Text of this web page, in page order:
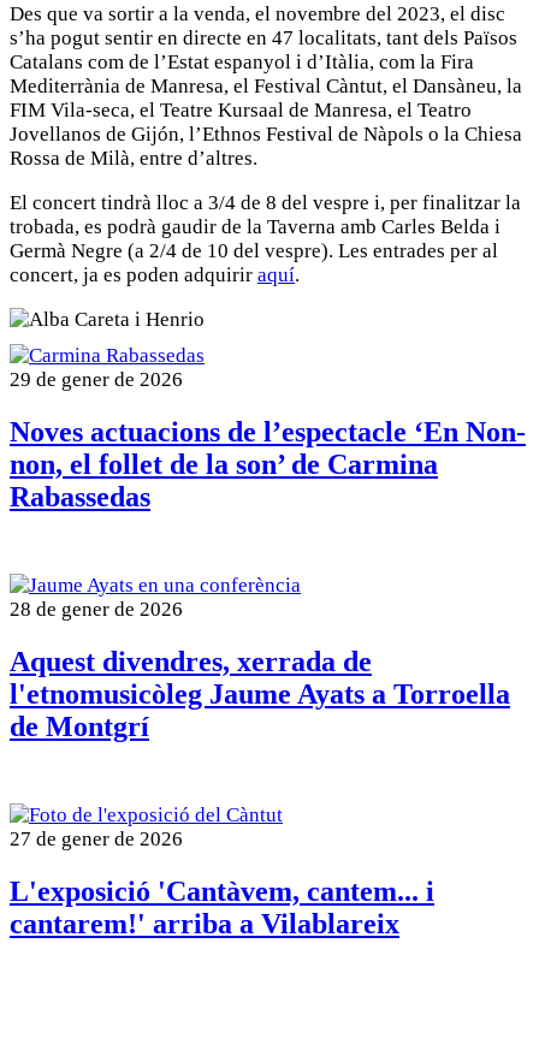
Des que va sortir a la venda, el novembre del 2023, el disc
s’ha pogut sentir en directe en 47 localitats, tant dels Països
Catalans com de l’Estat espanyol i d’Itàlia, com la Fira
Mediterrània de Manresa, el Festival Càntut, el Dansàneu, la
FIM Vila-seca, el Teatre Kursaal de Manresa, el Teatro
Jovellanos de Gijón, l’Ethnos Festival de Nàpols o la Chiesa
Rossa de Milà, entre d’altres.
El concert tindrà lloc a 3/4 de 8 del vespre i, per finalitzar la
trobada, es podrà gaudir de la Taverna amb Carles Belda i
Germà Negre (a 2/4 de 10 del vespre). Les entrades per al
concert, ja es poden adquirir aquí.
29 de gener de 2026
Noves actuacions de l’espectacle ‘En Non-
non, el follet de la son’ de Carmina
Rabassedas
28 de gener de 2026
Aquest divendres, xerrada de
l'etnomusicòleg Jaume Ayats a Torroella
de Montgrí
27 de gener de 2026
L'exposició 'Cantàvem, cantem... i
cantarem!' arriba a Vilablareix